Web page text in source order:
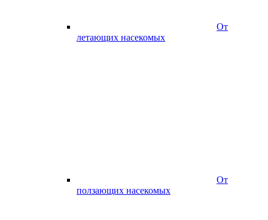
От
летающих насекомых
От
ползающих насекомых